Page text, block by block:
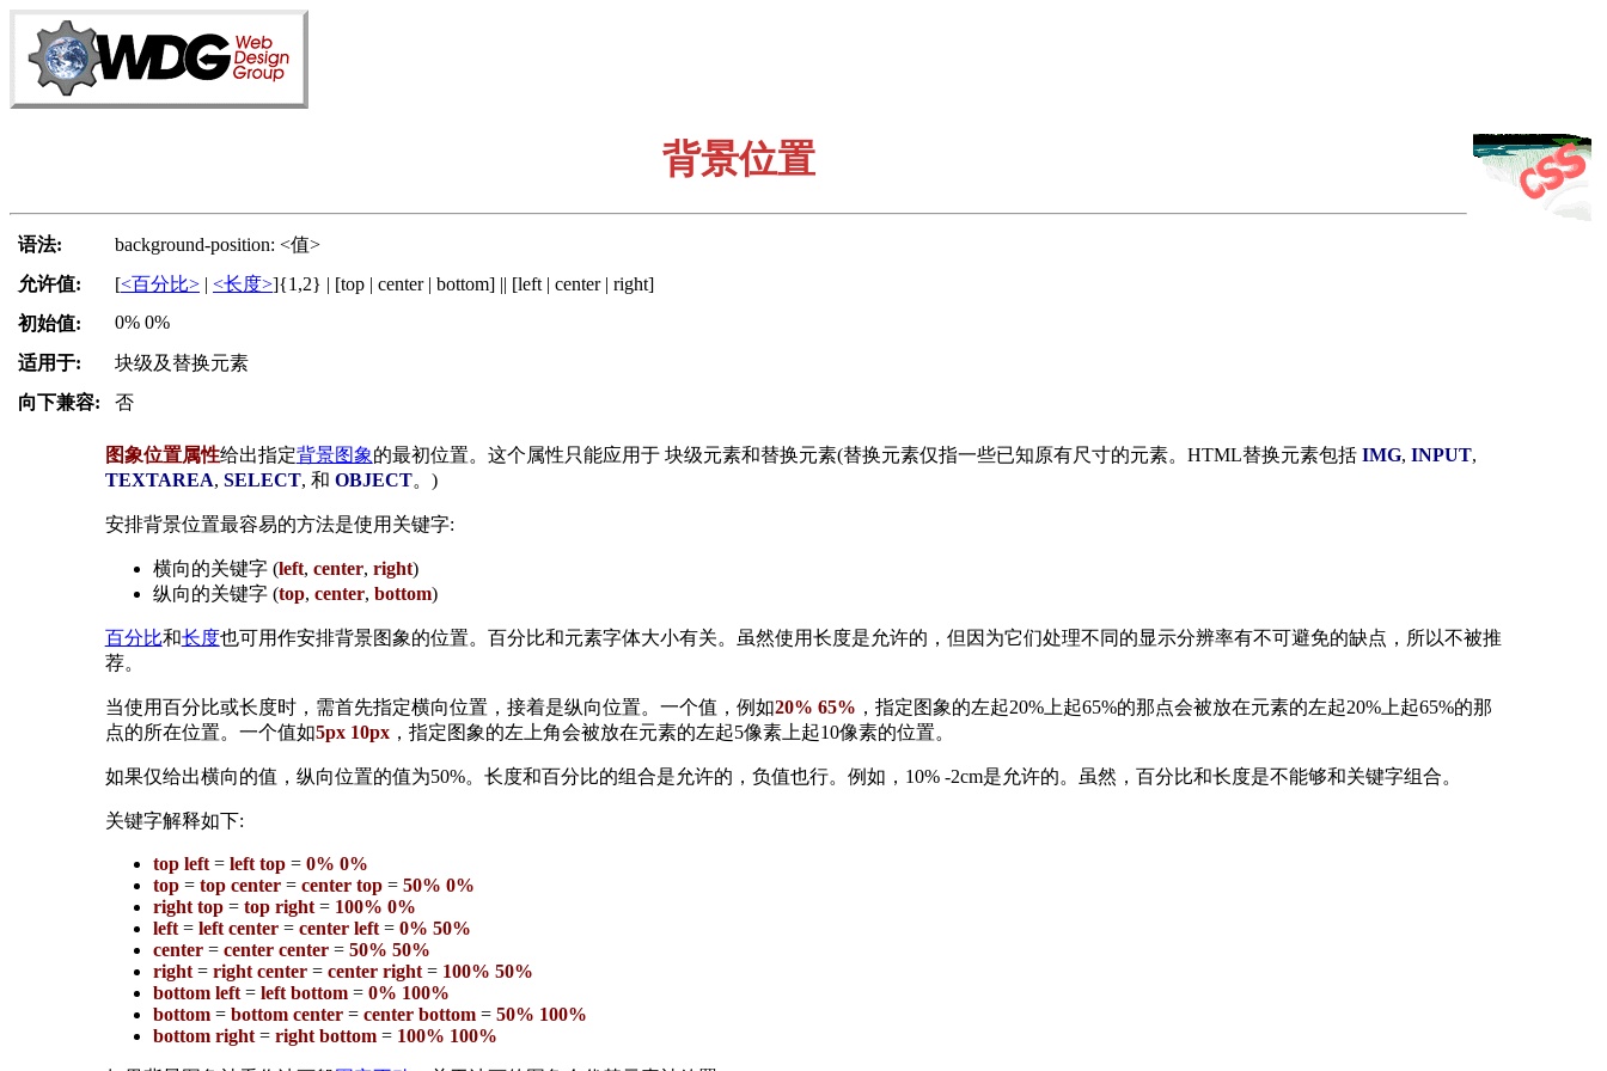
背景位置
语法:
background-position: <值>
允许值:
[<百分比> | <长度>]{1,2} | [top | center | bottom] || [left | center | right]
初始值:
0% 0%
适用于:
块级及替换元素
向下兼容:
否
图象位置属性给出指定背景图象的最初位置。这个属性只能应用于 块级元素和替换元素(替换元素仅指一些已知原有尺寸的元素。HTML替换元素包括IMG, INPUT,
TEXTAREA, SELECT, 和 OBJECT。)
安排背景位置最容易的方法是使用关键字:
横向的关键字 (left, center, right)
纵向的关键字 (top, center, bottom)
百分比和长度也可用作安排背景图象的位置。百分比和元素字体大小有关。虽然使用长度是允许的，但因为它们处理不同的显示分辨率有不可避免的缺点，所以不被推
荐。
当使用百分比或长度时，需首先指定横向位置，接着是纵向位置。一个值，例如20% 65% ，指定图象的左起20%上起65%的那点会被放在元素的左起20%上起65%的那
点的所在位置。一个值如5px 10px，指定图象的左上角会被放在元素的左起5像素上起10像素的位置。
如果仅给出横向的值，纵向位置的值为50%。长度和百分比的组合是允许的，负值也行。例如，10% -2cm是允许的。虽然，百分比和长度是不能够和关键字组合。
关键字解释如下:
top left= left top= 0% 0%
top= top center= center top= 50% 0%
right top= top right= 100% 0%
left= left center= center left= 0% 50%
center= center center= 50% 50%
right= right center= center right= 100% 50%
bottom left= left bottom= 0% 100%
bottom= bottom center= center bottom= 50% 100%
bottom right= right bottom= 100% 100%